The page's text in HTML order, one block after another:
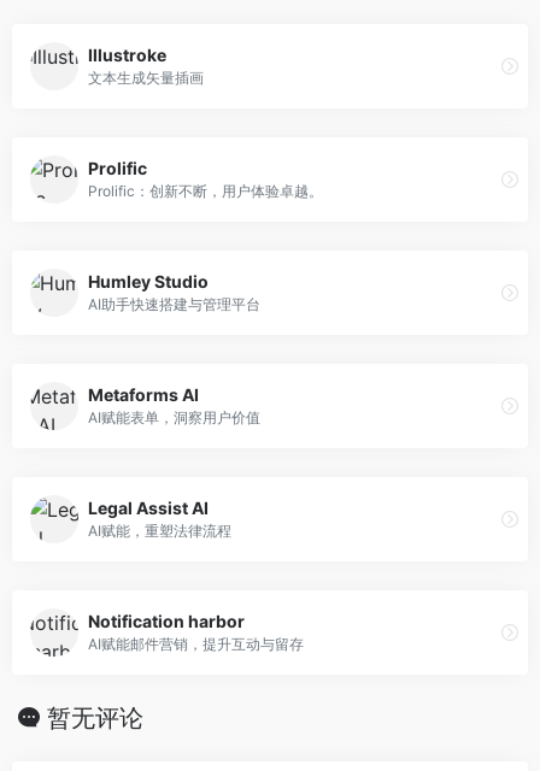
Illustroke
文本生成矢量插画
Prolific
Prolific：创新不断，用户体验卓越。
Humley Studio
AI助手快速搭建与管理平台
Metaforms AI
AI赋能表单，洞察用户价值
Legal Assist AI
AI赋能，重塑法律流程
Notification harbor
AI赋能邮件营销，提升互动与留存
暂无评论